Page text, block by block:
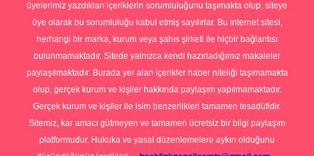
üyelerimiz yazdıkları içeriklerin sorumluluğunu taşımakta olup, siteye
üye olarak bu sorumluluğu kabul etmiş sayılırlar. Bu internet sitesi,
herhangi bir marka, kurum veya şahıs şirketi ile hiçbir bağlantısı
bulunmamaktadır. Sitede yalnızca kendi hazırladığımız makaleler
paylaşılmaktadır. Burada yer alan içerikler haber niteliği taşımamakta
olup, gerçek kurum ve kişiler hakkında paylaşım yapılmamaktadır.
Gerçek kurum ve kişiler ile isim benzerlikleri tamamen tesadüfidir.
Sitemiz, kar amacı gütmeyen ve tamamen ücretsiz bir bilgi paylaşım
platformudur. Hukuka ve yasal düzenlemelere aykırı olduğunu